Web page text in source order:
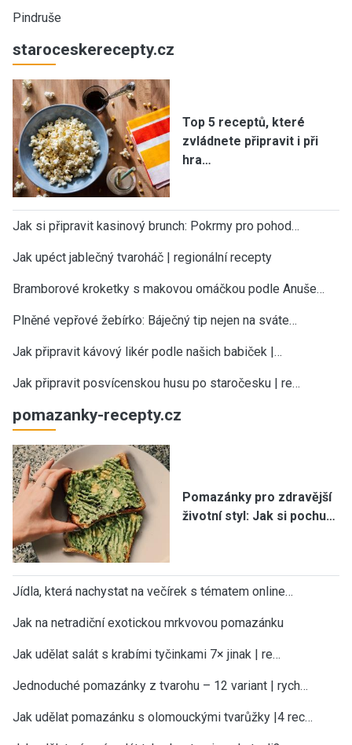
Pindruše
staroceskerecepty.cz
Top 5 receptů, které
zvládnete připravit i při
hra…
Jak si připravit kasinový brunch: Pokrmy pro pohod…
Jak upéct jablečný tvaroháč | regionální recepty
Bramborové kroketky s makovou omáčkou podle Anuše…
Plněné vepřové žebírko: Báječný tip nejen na sváte…
Jak připravit kávový likér podle našich babiček |…
Jak připravit posvícenskou husu po staročesku | re…
pomazanky-recepty.cz
Pomazánky pro zdravější
životní styl: Jak si pochu…
Jídla, která nachystat na večírek s tématem online…
Jak na netradiční exotickou mrkvovou pomazánku
Jak udělat salát s krabími tyčinkami 7× jinak | re…
Jednoduché pomazánky z tvarohu – 12 variant | rych…
Jak udělat pomazánku s olomouckými tvarůžky |4 rec…